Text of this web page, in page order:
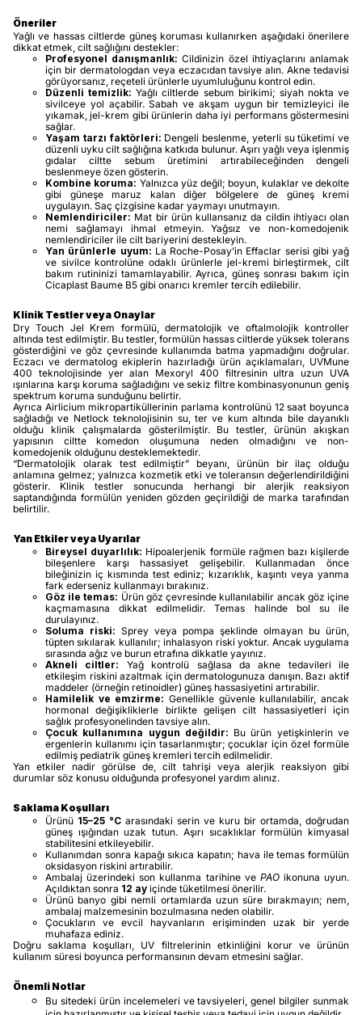
Öneriler
Yağlı ve hassas ciltlerde güneş koruması kullanırken aşağıdaki önerilere
dikkat etmek, cilt sağlığını destekler:
Profesyonel danışmanlık: Cildinizin özel ihtiyaçlarını anlamak
için bir dermatologdan veya eczacıdan tavsiye alın. Akne tedavisi
görüyorsanız, reçeteli ürünlerle uyumluluğunu kontrol edin.
Düzenli temizlik: Yağlı ciltlerde sebum birikimi; siyah nokta ve
sivilceye yol açabilir. Sabah ve akşam uygun bir temizleyici ile
yıkamak, jel-krem gibi ürünlerin daha iyi performans göstermesini
sağlar.
Yaşam tarzı faktörleri: Dengeli beslenme, yeterli su tüketimi ve
düzenli uyku cilt sağlığına katkıda bulunur. Aşırı yağlı veya işlenmiş
gıdalar ciltte sebum üretimini artırabileceğinden dengeli
beslenmeye özen gösterin.
Kombine koruma: Yalnızca yüz değil; boyun, kulaklar ve dekolte
gibi güneşe maruz kalan diğer bölgelere de güneş kremi
uygulayın. Saç çizgisine kadar yaymayı unutmayın.
Nemlendiriciler: Mat bir ürün kullansanız da cildin ihtiyacı olan
nemi sağlamayı ihmal etmeyin. Yağsız ve non-komedojenik
nemlendiriciler ile cilt bariyerini destekleyin.
Yan ürünlerle uyum: La Roche-Posay’in Effaclar serisi gibi yağ
ve sivilce kontrolüne odaklı ürünlerle jel-kremi birleştirmek, cilt
bakım rutininizi tamamlayabilir. Ayrıca, güneş sonrası bakım için
Cicaplast Baume B5 gibi onarıcı kremler tercih edilebilir.
Klinik Testler veya Onaylar
Dry Touch Jel Krem formülü, dermatolojik ve oftalmolojik kontroller
altında test edilmiştir. Bu testler, formülün hassas ciltlerde yüksek tolerans
gösterdiğini ve göz çevresinde kullanımda batma yapmadığını doğrular.
Eczacı ve dermatolog ekiplerin hazırladığı ürün açıklamaları, UVMune
400 teknolojisinde yer alan Mexoryl 400 filtresinin ultra uzun UVA
ışınlarına karşı koruma sağladığını ve sekiz filtre kombinasyonunun geniş
spektrum koruma sunduğunu belirtir.
Ayrıca Airlicium mikropartiküllerinin parlama kontrolünü 12 saat boyunca
sağladığı ve Netlock teknolojisinin su, ter ve kum altında bile dayanıklı
olduğu klinik çalışmalarda gösterilmiştir. Bu testler, ürünün akışkan
yapısının ciltte komedon oluşumuna neden olmadığını ve non-
komedojenik olduğunu desteklemektedir.
“Dermatolojik olarak test edilmiştir” beyanı, ürünün bir ilaç olduğu
anlamına gelmez; yalnızca kozmetik etki ve toleransın değerlendirildiğini
gösterir. Klinik testler sonucunda herhangi bir alerjik reaksiyon
saptandığında formülün yeniden gözden geçirildiği de marka tarafından
belirtilir.
Yan Etkiler veya Uyarılar
Bireysel duyarlılık: Hipoalerjenik formüle rağmen bazı kişilerde
bileşenlere karşı hassasiyet gelişebilir. Kullanmadan önce
bileğinizin iç kısmında test ediniz; kızarıklık, kaşıntı veya yanma
fark ederseniz kullanmayı bırakınız.
Göz ile temas: Ürün göz çevresinde kullanılabilir ancak göz içine
kaçmamasına dikkat edilmelidir. Temas halinde bol su ile
durulayınız.
Soluma riski: Sprey veya pompa şeklinde olmayan bu ürün,
tüpten sıkılarak kullanılır; inhalasyon riski yoktur. Ancak uygulama
sırasında ağız ve burun etrafına dikkatle yayınız.
Akneli ciltler: Yağ kontrolü sağlasa da akne tedavileri ile
etkileşim riskini azaltmak için dermatologunuza danışın. Bazı aktif
maddeler (örneğin retinoidler) güneş hassasiyetini artırabilir.
Hamilelik ve emzirme: Genellikle güvenle kullanılabilir, ancak
hormonal değişikliklerle birlikte gelişen cilt hassasiyetleri için
sağlık profesyonelinden tavsiye alın.
Çocuk kullanımına uygun değildir: Bu ürün yetişkinlerin ve
ergenlerin kullanımı için tasarlanmıştır; çocuklar için özel formüle
edilmiş pediatrik güneş kremleri tercih edilmelidir.
Yan etkiler nadir görülse de, cilt tahrişi veya alerjik reaksiyon gibi
durumlar söz konusu olduğunda profesyonel yardım alınız.
Saklama Koşulları
Ürünü 15–25 °C arasındaki serin ve kuru bir ortamda, doğrudan
güneş ışığından uzak tutun. Aşırı sıcaklıklar formülün kimyasal
stabilitesini etkileyebilir.
Kullanımdan sonra kapağı sıkıca kapatın; hava ile temas formülün
oksidasyon riskini artırabilir.
Ambalaj üzerindeki son kullanma tarihine ve PAOikonuna uyun.
Açıldıktan sonra 12 ay içinde tüketilmesi önerilir.
Ürünü banyo gibi nemli ortamlarda uzun süre bırakmayın; nem,
ambalaj malzemesinin bozulmasına neden olabilir.
Çocukların ve evcil hayvanların erişiminden uzak bir yerde
muhafaza ediniz.
Doğru saklama koşulları, UV filtrelerinin etkinliğini korur ve ürünün
kullanım süresi boyunca performansının devam etmesini sağlar.
Önemli Notlar
Bu sitedeki ürün incelemeleri ve tavsiyeleri, genel bilgiler sunmak